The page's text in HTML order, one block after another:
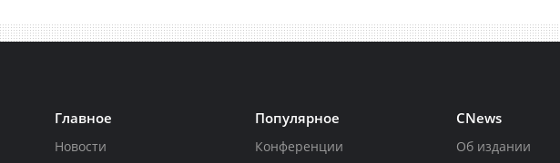
Главное
Новости
Популярное
Конференции
CNews
Об издании